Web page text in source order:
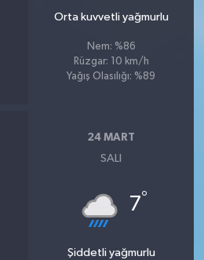
Orta kuvvetli yağmurlu
Nem: %86
Rüzgar: 10 km/h
Yağış Olasılığı: %89
24 MART
SALI
7°
Şiddetli yağmurlu